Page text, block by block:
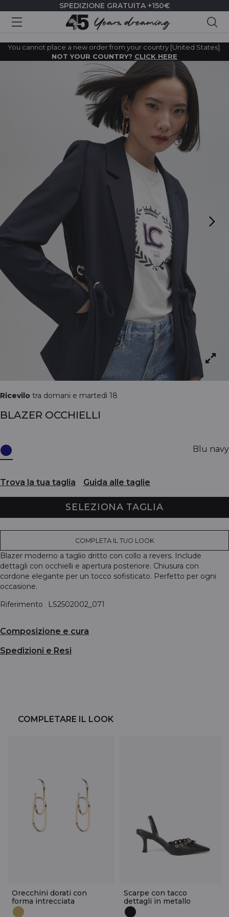
SPEDIZIONE GRATUITA +150€
You cannot place a new order from your country [United States].
NOT YOUR COUNTRY? CLICK HERE
Ricevilo tra domani e martedì 18
BLAZER OCCHIELLI
Blu navy
Trova la tua taglia Guida alle taglie
SELEZIONA TAGLIA
COMPLETA IL TUO LOOK
Blazer moderno a taglio dritto con collo a revers. Include
dettagli con occhielli e apertura posteriore. Chiusura con
cordone elegante per un tocco sofisticato. Perfetto per ogni
occasione.
Riferimento
LS2502002_071
Composizione e cura
Spedizioni e Resi
COMPLETARE IL LOOK
Orecchini dorati con
forma intrecciata
Scarpe con tacco
dettagli in metallo